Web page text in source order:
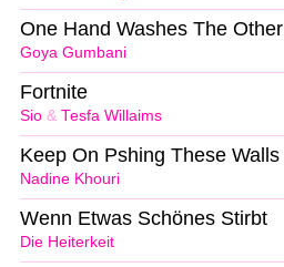
Goya Gumbani
One Hand Washes The Other
Sio & Tesfa Willaims
Fortnite
Nadine Khouri
Keep On Pshing These Walls
Die Heiterkeit
Wenn Etwas Schönes Stirbt